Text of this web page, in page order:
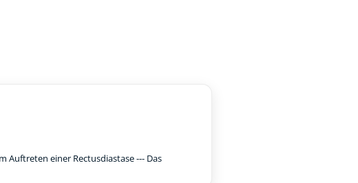
Auftreten einer Rectusdiastase --- Das